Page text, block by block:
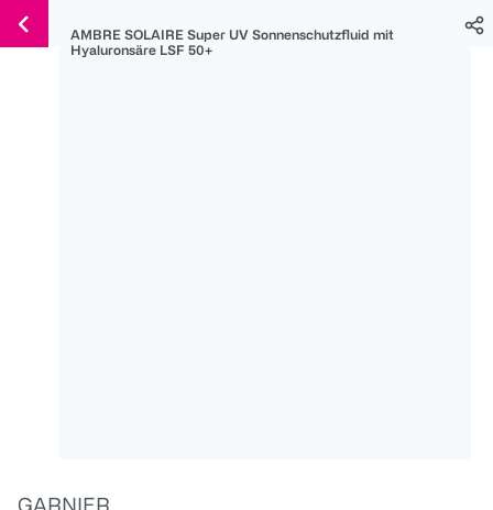
Für
150 Ös
Für
300 Ös
Für
500 Ös
Weiter
zum
AMBRE SOLAIRE Super UV Sonnenschutzfluid mit
Hyaluronsäre LSF 50+
GARNIER